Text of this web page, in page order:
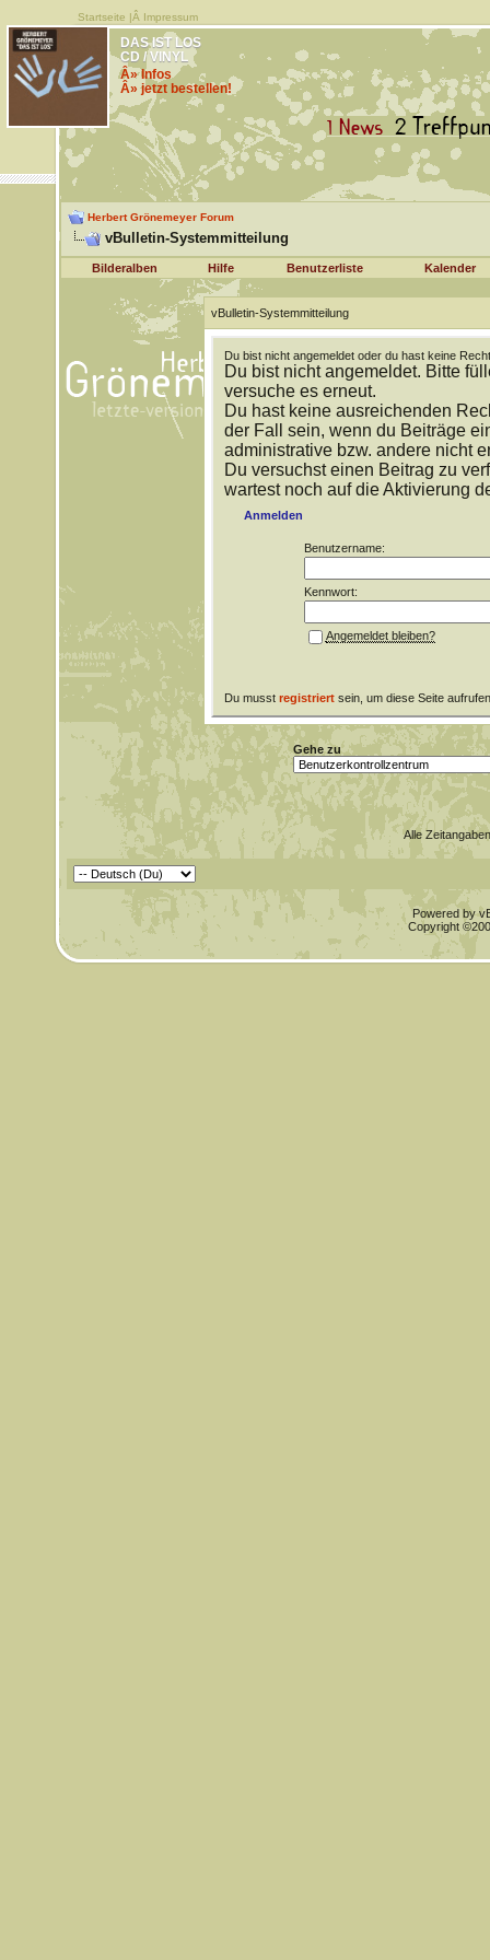
Startseite |Â Impressum
DAS IST LOS
CD / VINYL
Â» Infos
Â» jetzt bestellen!
Herbert Grönemeyer Forum
vBulletin-Systemmitteilung
Bilderalben Hilfe Benutzerliste Kalender
vBulletin-Systemmitteilung
Du bist nicht angemeldet oder du hast keine
Du bist nicht angemeldet. Bitte
versuche es erneut.
Du hast keine ausreichenden
der Fall sein, wenn du Beiträge
administrative bzw. andere nicht
Du versuchst einen Beitrag zu
wartest noch auf die Aktivierung
Anmelden
Benutzername:
Kennwort:
Angemeldet bleiben?
Du musst registriertsein, um diese Seite
Gehe zu
Alle
Powered by
Copyright